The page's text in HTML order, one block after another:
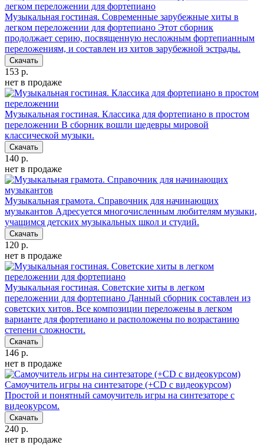
Музыкальная гостиная. Современные зарубежные хиты в
легком переложении для фортепиано Этот сборник
продолжает серию, посвященную несложным фортепианным
переложениям, и составлен из хитов зарубежной эстрады.
Скачать
153 р.
нет в продаже
Музыкальная гостиная. Классика для фортепиано в простом
переложении В сборник вошли шедевры мировой
классической музыки.
Скачать
140 р.
нет в продаже
Музыкальная грамота. Справочник для начинающих
музыкантов Адресуется многочисленным любителям музыки,
учащимся детских музыкальных школ и студий.
Скачать
120 р.
нет в продаже
Музыкальная гостиная. Советские хиты в легком
переложении для фортепиано Данный сборник составлен из
советских хитов. Все композиции переложены в легком
варианте для фортепиано и расположены по возрастанию
степени сложности.
Скачать
146 р.
нет в продаже
Самоучитель игры на синтезаторе (+CD c видеокурсом)
Простой и понятный самоучитель игры на синтезаторе с
видеокурсом.
Скачать
240 р.
нет в продаже